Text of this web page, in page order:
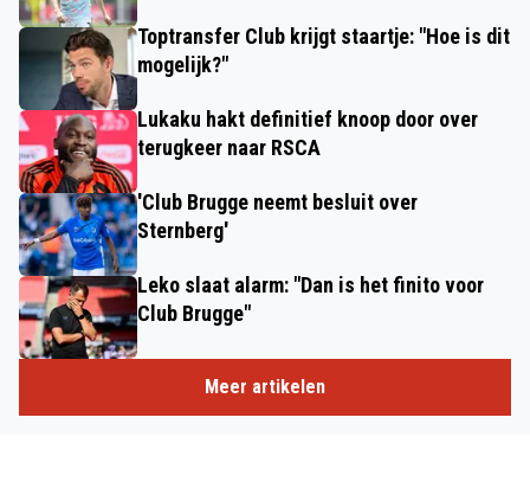
Toptransfer Club krijgt staartje: "Hoe is dit
mogelijk?"
Lukaku hakt definitief knoop door over
terugkeer naar RSCA
'Club Brugge neemt besluit over
Sternberg'
Leko slaat alarm: "Dan is het finito voor
Club Brugge"
Meer artikelen